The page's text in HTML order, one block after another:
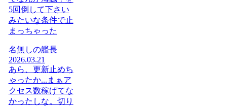
5回倒して下さい
みたいな条件で止
まっちゃった
名無しの艦長
2026.03.21
あら、更新止めち
ゃったか...まぁア
クセス数稼げてな
かったしな。切り